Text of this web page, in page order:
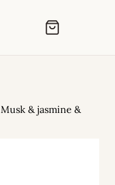
Musk & jasmine &